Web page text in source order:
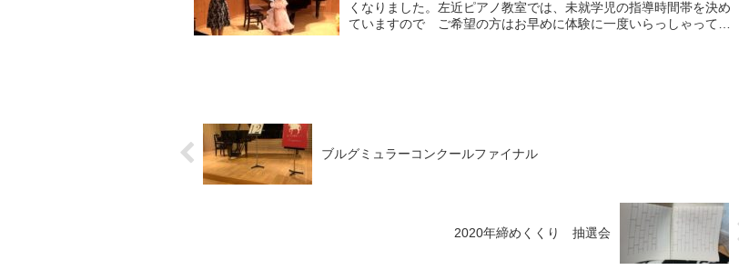
くなりました。左近ピアノ教室では、未就学児の指導時間帯を決め
ていますので ご希望の方はお早めに体験に一度いらっしゃってく
ブルグミュラーコンクールファイナル
2020年締めくくり 抽選会